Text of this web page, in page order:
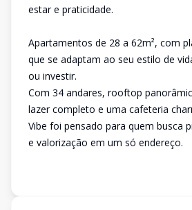
estar e praticidade.
Apartamentos de 28 a 62m², com
que se adaptam ao seu estilo de
ou investir.
Com 34 andares, rooftop
lazer completo e uma cafeteria
Vibe foi pensado para quem busca
e valorização em um só endereço.